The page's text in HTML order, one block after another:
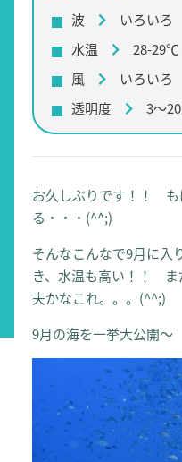
波
いろいろ
水温
28-29℃
風
いろいろ
透明度
3～
お久しぶりです！！ も
る・・・(^^;)
そんなこんなで9月に入
き、水温も高い！！
夫かなこれ。。。(^^;)
9月の海を一挙大公開～